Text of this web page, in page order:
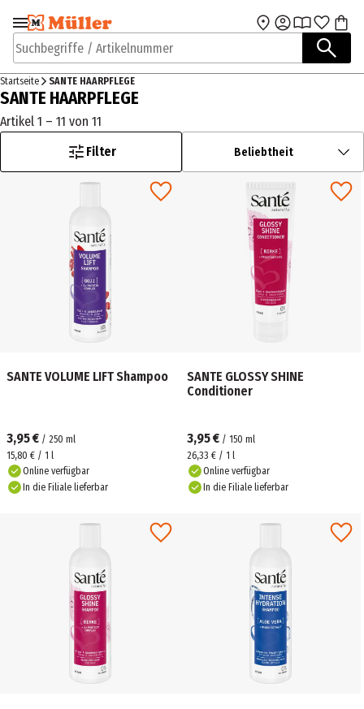
Zur Navigation
springen
Zum Hauptinhalt
Suchbegriffe / Artikelnummer
Startseite SANTE HAARPFLEGE
SANTE HAARPFLEGE
Artikel 1 – 11 von 11
Filter
Beliebtheit
SANTE VOLUME LIFT Shampoo
3,95 € / 250 ml
15,80 € / 1 l
Online verfügbar
In die Filiale lieferbar
SANTE GLOSSY SHINE
Conditioner
3,95 € / 150 ml
26,33 € / 1 l
Online verfügbar
In die Filiale lieferbar